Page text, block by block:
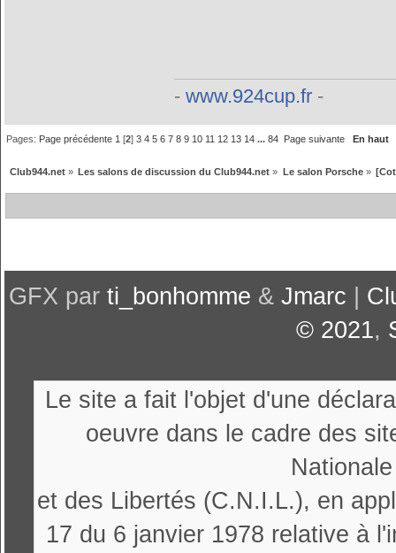
- www.924cup.fr-
Pages: Page précédente 1 [2]3 4 5 6 7 8 9 10 11 12 13 14 ...84 Page suivante En haut
Club944.net» Les salons de discussion du Club944.net » Le salon Porsche»
GFX par ti_bonhomme & Jmarc
© 2021,
Le site a fait l'objet d'une
oeuvre dans le cadre des
et des Libertés (C.N.I.L.), en
17 du 6 janvier 1978 relative à